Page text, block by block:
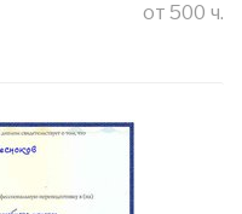
от 500 ч.